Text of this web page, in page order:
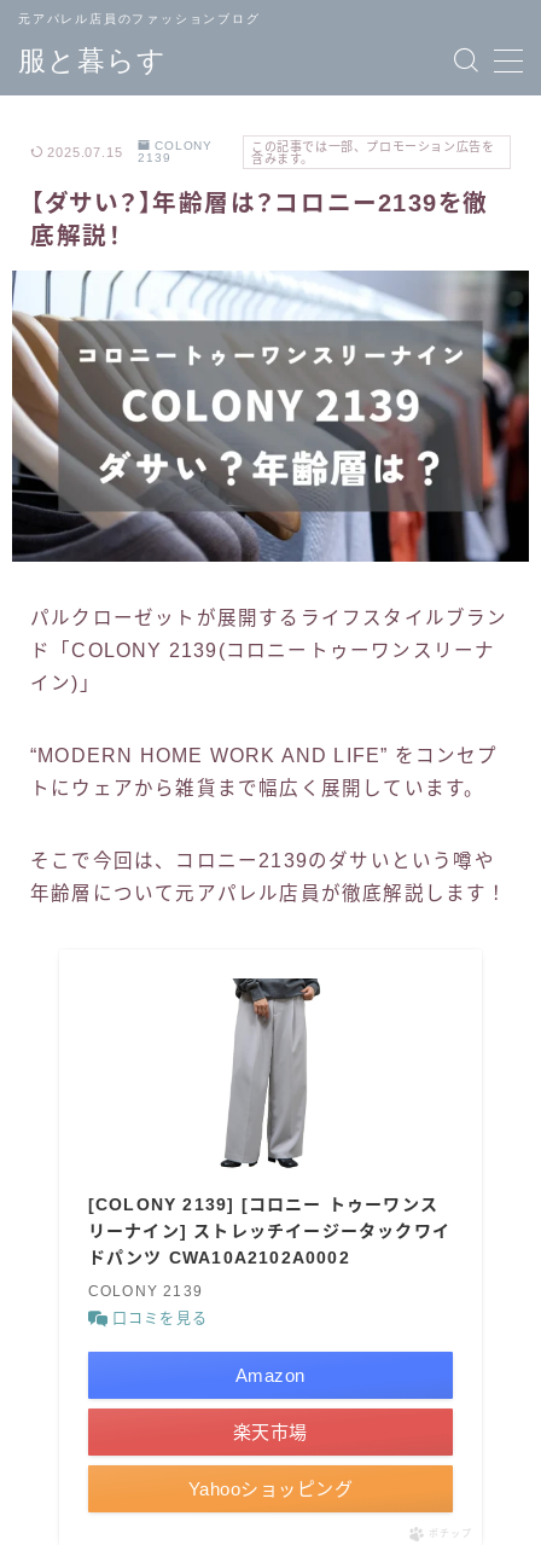
服と暮らす
元アパレル店員のファッションブログ
TOPページ
ブランド
メンズ
ファッション
レディース
ファッション
バッグ ジュエリー
2025.07.15
COLONY
2139
この記事では一部、プロモーション広告を
含みます。
【ダサい？】年齢層は？コロニー2139を徹
底解説！
パルクローゼットが展開するライフスタイルブラン
ド「COLONY 2139(コロニートゥーワンスリーナ
イン)」
“MODERN HOME WORK AND LIFE” をコンセプ
トにウェアから雑貨まで幅広く展開しています。
そこで今回は、コロニー2139のダサいという噂や
年齢層について元アパレル店員が徹底解説します！
[COLONY 2139] [コロニー トゥーワンス
リーナイン] ストレッチイージータックワイ
ドパンツ CWA10A2102A0002
COLONY 2139
口コミを見る
Amazon
楽天市場
Yahooショッピング
ポチップ